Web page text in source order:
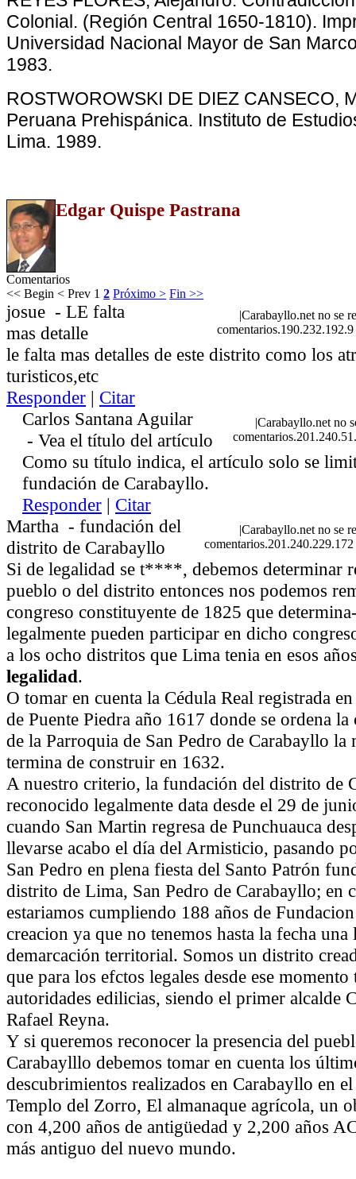
Colonial. (Región Central 1650-1810).
Universidad Nacional Mayor de San
1983.
ROSTWOROWSKI DE DIEZ CANSECO,
Peruana Prehispánica. Instituto de
Lima. 1989.
Edgar Quispe Pastrana
Comentarios
<< Begin < Prev 1 2 Próximo > Fin >>
josue - LE falta
mas detalle
|Carabayllo.net no se
comentarios.190.232.192.9
le falta mas detalles de este distrito como los
turisticos,etc
Responder | Citar
Carlos Santana Aguilar
- Vea el título del artículo
|Carabayllo.net no
Como su título indica, el artículo solo se
fundación de Carabayllo.
Responder | Citar
Martha - fundación del
distrito de Carabayllo
|Carabayllo.net no se
comentarios.201.240.229.172
Si de legalidad se t****, debemos determinar
pueblo o del distrito entonces nos podemos
congreso constituyente de 1825 que
legalmente pueden participar en dicho
a los ocho distritos que Lima tenia en esos
legalidad.
O tomar en cuenta la Cédula Real registrada
de Puente Piedra año 1617 donde se ordena
de la Parroquia de San Pedro de Carabayllo la
termina de construir en 1632.
A nuestro criterio, la fundación del distrito de
reconocido legalmente data desde el 29 de
cuando San Martin regresa de Punchuauca
llevarse acabo el día del Armisticio, pasando
San Pedro en plena fiesta del Santo Patrón
distrito de Lima, San Pedro de Carabayllo; en
estariamos cumpliendo 188 años de
creacion ya que no tenemos hasta la fecha una
demarcación territorial. Somos un distrito
que para los efctos legales desde ese
autoridades edilicias, siendo el primer alcalde
Rafael Reyna.
Y si queremos reconocer la presencia del
Carabaylllo debemos tomar en cuenta los
descubrimientos realizados en Carabayllo en
Templo del Zorro, El almanaque agrícola, un
con 4,200 años de antigüedad y 2,200 años
más antiguo del nuevo mundo.